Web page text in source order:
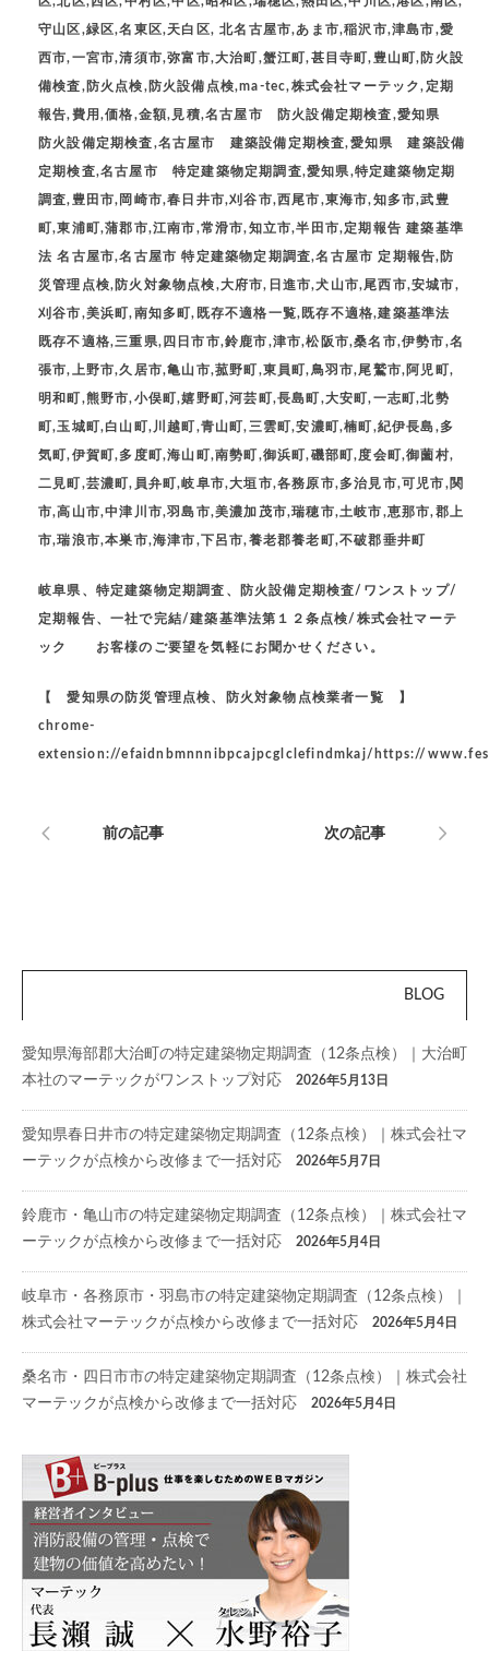
守山区,緑区,名東区,天白区, 北名古屋市,あま市,稲沢市,津島市,愛
西市,一宮市,清須市,弥富市,大治町,蟹江町,甚目寺町,豊山町,防火設
備検査,防火点検,防火設備点検,ma-tec,株式会社マーテック,定期
報告,費用,価格,金額,見積,名古屋市 防火設備定期検査,愛知県
防火設備定期検査,名古屋市 建築設備定期検査,愛知県 建築設備
定期検査,名古屋市 特定建築物定期調査,愛知県,特定建築物定期
調査,豊田市,岡崎市,春日井市,刈谷市,西尾市,東海市,知多市,武豊
町,東浦町,蒲郡市,江南市,常滑市,知立市,半田市,定期報告 建築基準
法 名古屋市,名古屋市 特定建築物定期調査,名古屋市 定期報告,防
災管理点検,防火対象物点検,大府市,日進市,犬山市,尾西市,安城市,
刈谷市,美浜町,南知多町,既存不適格一覧,既存不適格,建築基準法
既存不適格,三重県,四日市市,鈴鹿市,津市,松阪市,桑名市,伊勢市,名
張市,上野市,久居市,亀山市,菰野町,東員町,鳥羽市,尾鷲市,阿児町,
明和町,熊野市,小俣町,嬉野町,河芸町,長島町,大安町,一志町,北勢
町,玉城町,白山町,川越町,青山町,三雲町,安濃町,楠町,紀伊長島,多
気町,伊賀町,多度町,海山町,南勢町,御浜町,磯部町,度会町,御薗村,
二見町,芸濃町,員弁町,岐阜市,大垣市,各務原市,多治見市,可児市,関
市,高山市,中津川市,羽島市,美濃加茂市,瑞穂市,土岐市,恵那市,郡上
市,瑞浪市,本巣市,海津市,下呂市,養老郡養老町,不破郡垂井町
岐阜県、特定建築物定期調査、防火設備定期検査/ワンストップ/
定期報告、一社で完結/建築基準法第１２条点検/株式会社マーテ
ック お客様のご要望を気軽にお聞かせください。
【 愛知県の防災管理点検、防火対象物点検業者一覧 】
chrome-
extension://efaidnbmnnnibpcajpcglclefindmkaj/https://
前の記事 次の記事
BLOG
愛知県海部郡大治町の特定建築物定期調査（12条点検）｜大治町
本社のマーテックがワンストップ対応
2026年5月13日
愛知県春日井市の特定建築物定期調査（12条点検）｜株式会社マ
ーテックが点検から改修まで一括対応
2026年5月7日
鈴鹿市・亀山市の特定建築物定期調査（12条点検）｜株式会社マ
ーテックが点検から改修まで一括対応
2026年5月4日
岐阜市・各務原市・羽島市の特定建築物定期調査（12条点検）｜
株式会社マーテックが点検から改修まで一括対応
2026年5月4日
桑名市・四日市市の特定建築物定期調査（12条点検）｜株式会社
マーテックが点検から改修まで一括対応
2026年5月4日